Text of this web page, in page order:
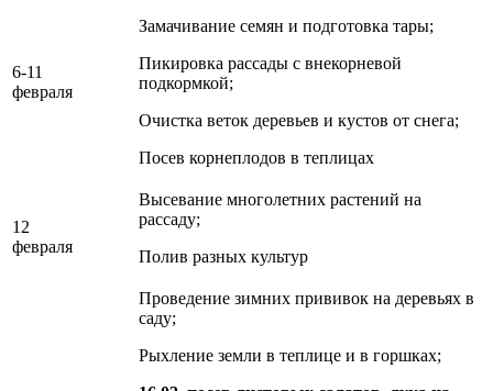
6-11
февраля
Замачивание семян и подготовка тары;
Пикировка рассады с внекорневой
подкормкой;
Очистка веток деревьев и кустов от снега;
Посев корнеплодов в теплицах
12
февраля
Высевание многолетних растений на
рассаду;
Полив разных культур
Проведение зимних прививок на деревьях в
саду;
Рыхление земли в теплице и в горшках;